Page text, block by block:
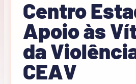
Centro
Apoio às
da
CEAV